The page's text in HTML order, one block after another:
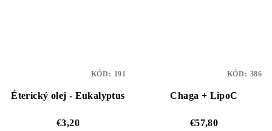
Éterický olej - Eukalyptus
€3,20
KÓD: 191
Chaga + LipoC
€57,80
KÓD: 386